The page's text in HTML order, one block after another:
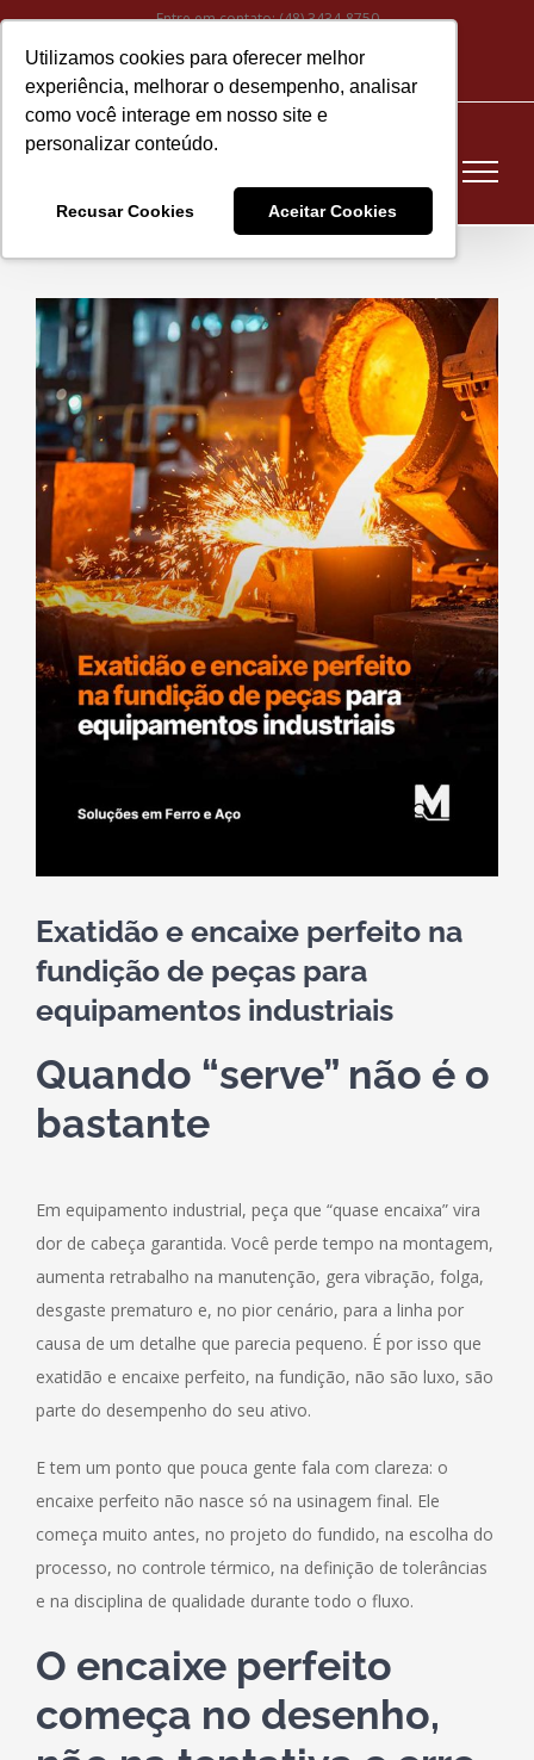
Utilizamos cookies para oferecer melhor
experiência, melhorar o desempenho, analisar
como você interage em nosso site e
personalizar conteúdo.
Recusar Cookies Aceitar Cookies
Ir
para
conteúdo
Entre em contato:(48) 3434-8750
Instagram
mail
View
Larger
Image
Exatidão e encaixe perfeito na
fundição de peças para
equipamentos industriais
Quando “serve” não é o
bastante
Em equipamento industrial, peça que “quase encaixa” vira
dor de cabeça garantida. Você perde tempo na montagem,
aumenta retrabalho na manutenção, gera vibração, folga,
desgaste prematuro e, no pior cenário, para a linha por
causa de um detalhe que parecia pequeno. É por isso que
exatidão e encaixe perfeito, na fundição, não são luxo, são
parte do desempenho do seu ativo.
E tem um ponto que pouca gente fala com clareza: o
encaixe perfeito não nasce só na usinagem final. Ele
começa muito antes, no projeto do fundido, na escolha do
processo, no controle térmico, na definição de tolerâncias
e na disciplina de qualidade durante todo o fluxo.
O encaixe perfeito
começa no desenho,